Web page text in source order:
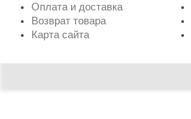
Оплата и доставка
Возврат товара
Карта сайта